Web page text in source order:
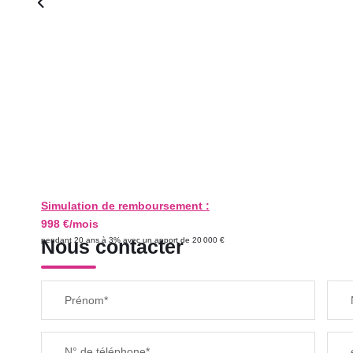
Simulation de remboursement :
998 €/mois
pendant 20 ans à 3% avec un apport de 20 000 €
Nous contacter
Prénom*